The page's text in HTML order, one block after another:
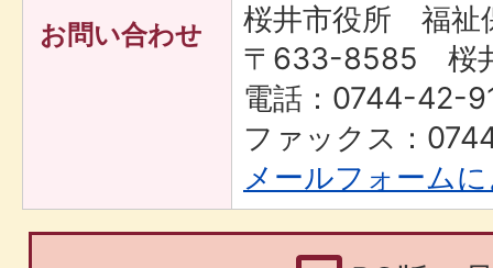
お問い合わせ
桜井市役所 福祉
〒633-8585 桜
電話：0744-42-
ファックス：
メールフォーム